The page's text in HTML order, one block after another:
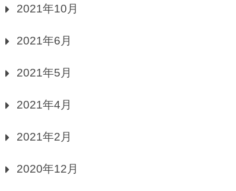
2021年10月
2021年6月
2021年5月
2021年4月
2021年2月
2020年12月